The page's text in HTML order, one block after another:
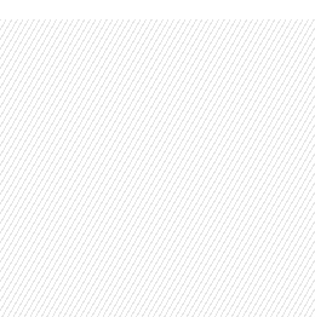
Skip to main content